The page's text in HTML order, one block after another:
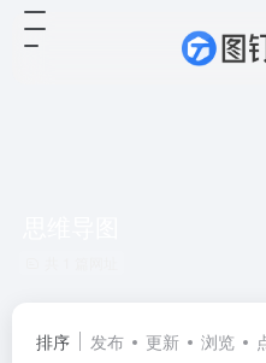
排序 发布 更新 浏览